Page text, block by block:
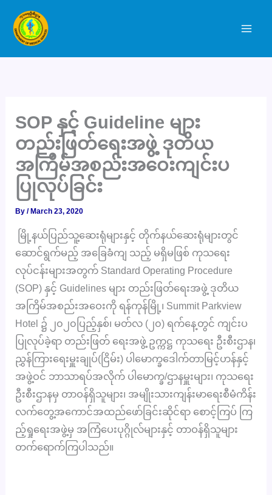
content
SOP နှင့် Guideline များ
တည်းဖြတ်ရေးအဖွဲ့ ဒုတိယ
အကြိမ်အစည်းအဝေးကျင်းပ
ပြုလုပ်ခြင်း
By/ March 23, 2020
မြို့နယ်ပြည်သူ့ဆေးရုံများနှင့် တိုက်နယ်ဆေးရုံများတွင်
ဆောင်ရွက်မည့် အခြေခံကျ သည့် မရှိမဖြစ် ကုသရေး
လုပ်ငန်းများအတွက် Standard Operating Procedure
(SOP) နှင့် Guidelines များ တည်းဖြတ်ရေးအဖွဲ့ ဒုတိယ
အကြိမ်အစည်းအဝေးကို ရန်ကုန်မြို့၊ Summit Parkview
Hotel ၌ ၂၀၂၀ပြည့်နှစ်၊ မတ်လ (၂၀) ရက်နေ့တွင် ကျင်းပ
ပြုလုပ်ခဲ့ရာ တည်းဖြတ် ရေးအဖွဲ့ ဥက္ကဋ္ဌ ကုသရေး ဦးစီးဌာန၊
ညွှန်ကြားရေးမှူးချုပ်(ငြိမ်း) ပါမောက္ခဒေါက်တာမြင့်ဟန်နှင့်
အဖွဲ့ဝင် ဘာသာရပ်အလိုက် ပါမောက္ခ/ဌာနမှူးများ၊ ကုသရေး
ဦးစီးဌာနမှ တာဝန်ရှိသူများ၊ အမျိုးသားကျန်းမာရေးစီမံကိန်း
လက်တွေ့အကောင်အထည်ဖော်ခြင်းဆိုင်ရာ စောင့်ကြပ် ကြ
ည့်ရှုရေးအဖွဲ့မှ အကြံပေးပုဂ္ဂိုလ်များနှင့် တာဝန်ရှိသူများ
တက်ရောက်ကြပါသည်။